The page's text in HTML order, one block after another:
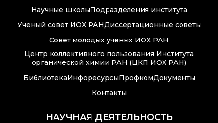
Мероприятия
Журналы
Национальные
Научные школыПодразделения института
Ученый совет ИОХ РАНДиссертационные советы
Совет молодых ученых ИОХ РАН
Центр коллективного пользования Института
органической химии РАН (ЦКП ИОХ РАН)
БиблиотекаИнфоресурсыПрофкомДокументы
Контакты
НАУЧНАЯ ДЕЯТЕЛЬНОСТЬ